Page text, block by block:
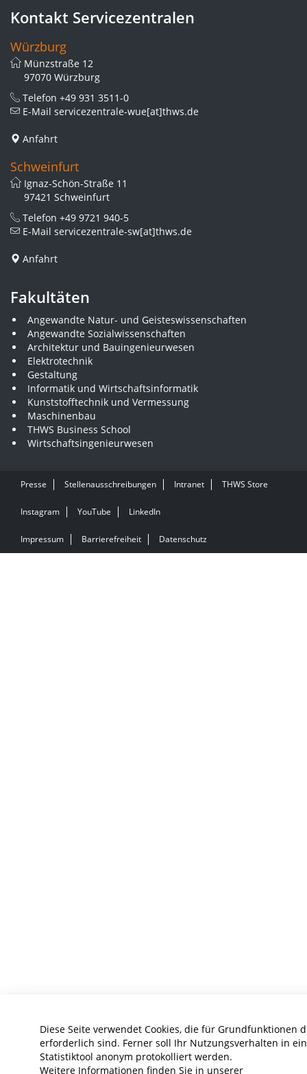
Diese Seite verwendet Cookies, die für Grundfunktionen
erforderlich sind. Ferner soll Ihr Nutzungsverhalten in
Statistiktool anonym protokolliert werden.
Weitere Informationen finden Sie in unserer
Kontakt Servicezentralen
Würzburg
Münzstraße 12
97070 Würzburg
Telefon +49 931 3511-0
E-Mail servicezentrale-wue[at]thws.de
Anfahrt
Schweinfurt
Ignaz-Schön-Straße 11
97421 Schweinfurt
Telefon +49 9721 940-5
E-Mail servicezentrale-sw[at]thws.de
Anfahrt
Fakultäten
Angewandte Natur- und Geisteswissenschaften
Angewandte Sozialwissenschaften
Architektur und Bauingenieurwesen
Elektrotechnik
Gestaltung
Informatik und Wirtschaftsinformatik
Kunststofftechnik und Vermessung
Maschinenbau
THWS Business School
Wirtschaftsingenieurwesen
Presse Stellenausschreibungen Intranet THWS Store
Instagram YouTube LinkedIn
Impressum Barrierefreiheit Datenschutz